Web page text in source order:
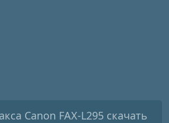
Canon FAX-L295 скачать